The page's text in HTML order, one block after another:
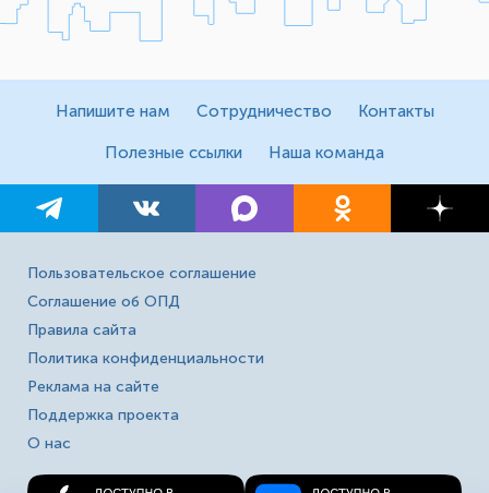
Напишите нам Сотрудничество Контакты
Полезные ссылки Наша команда
Пользовательское соглашение
Соглашение об ОПД
Правила сайта
Политика конфиденциальности
Реклама на сайте
Поддержка проекта
О нас